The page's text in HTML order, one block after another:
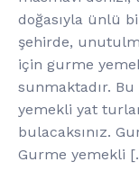
doğasıyla ünlü
şehirde,
için gurme
sunmaktadır. Bu
yemekli yat
bulacaksınız.
Gurme yemekli